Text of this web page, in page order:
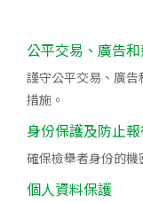
公平交易、廣告
謹守公平交易、廣
措施。
身份保護及防止
確保檢舉者身份的機
個人資料保護